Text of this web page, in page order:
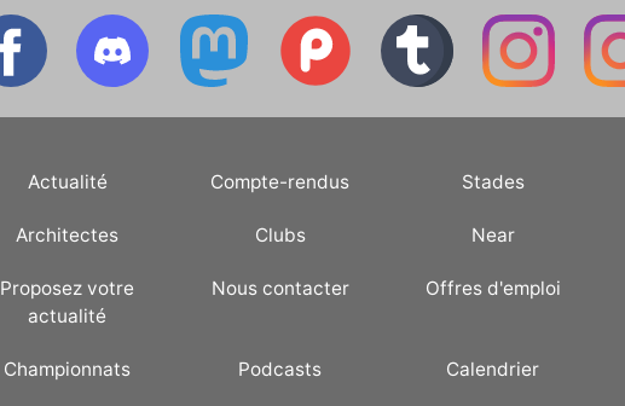
Actualité Compte-rendus Stades
Architectes Clubs Near
Proposez votre
actualité
Nous contacter Offres d'emploi
Championnats Podcasts Calendrier